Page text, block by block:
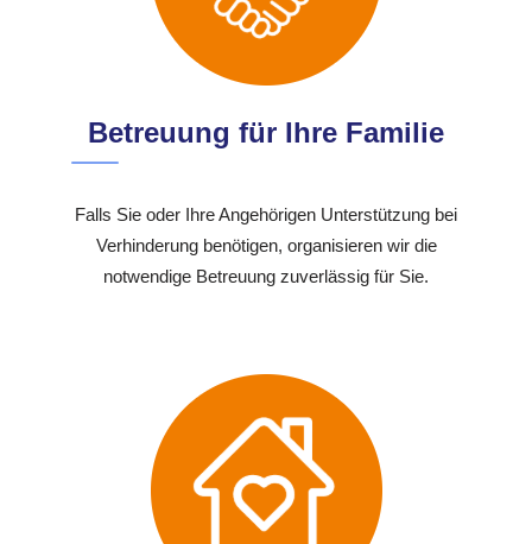
Betreuung für Ihre Familie
Falls Sie oder Ihre Angehörigen Unterstützung bei
Verhinderung benötigen, organisieren wir die
notwendige Betreuung zuverlässig für Sie.